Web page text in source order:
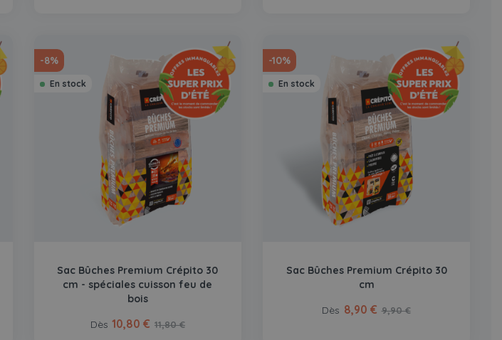
-8%
En stock
Sac Bûches Premium Crépito 30
cm - spéciales cuisson feu de
bois
Dès 10,80 € 11,80 €
-10%
En stock
Sac Bûches Premium Crépito 30
cm
Dès 8,90 € 9,90 €